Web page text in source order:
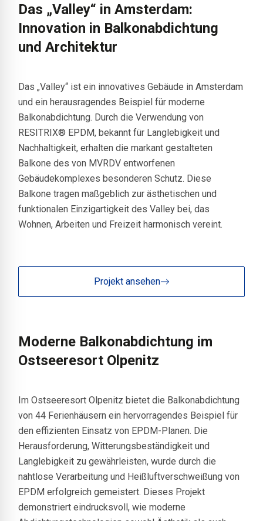
Das „Valley“ in Amsterdam:
Innovation in Balkonabdichtung
und Architektur
Das „Valley“ ist ein innovatives Gebäude in Amsterdam
und ein herausragendes Beispiel für moderne
Balkonabdichtung. Durch die Verwendung von
RESITRIX® EPDM, bekannt für Langlebigkeit und
Nachhaltigkeit, erhalten die markant gestalteten
Balkone des von MVRDV entworfenen
Gebäudekomplexes besonderen Schutz. Diese
Balkone tragen maßgeblich zur ästhetischen und
funktionalen Einzigartigkeit des Valley bei, das
Wohnen, Arbeiten und Freizeit harmonisch vereint.
Projekt ansehen
Moderne Balkonabdichtung im
Ostseeresort Olpenitz
Im Ostseeresort Olpenitz bietet die Balkonabdichtung
von 44 Ferienhäusern ein hervorragendes Beispiel für
den effizienten Einsatz von EPDM-Planen. Die
Herausforderung, Witterungsbeständigkeit und
Langlebigkeit zu gewährleisten, wurde durch die
nahtlose Verarbeitung und Heißluftverschweißung von
EPDM erfolgreich gemeistert. Dieses Projekt
demonstriert eindrucksvoll, wie moderne